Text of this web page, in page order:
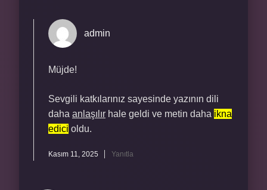
admin
Müjde!
Sevgili katkılarınız sayesinde yazının dili
daha anlaşılır hale geldi ve metin daha ikna
edici oldu.
Kasım 11, 2025 Yanıtla